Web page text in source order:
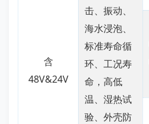
击、振动、
海水浸泡、
标准寿命循
环、工况寿
命，高低
温、湿热试
验、外壳防
含
48V&24V